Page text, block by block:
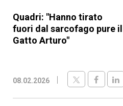
Quadri: "Hanno tirato
fuori dal sarcofago pure il
Gatto Arturo"
08.02.2026